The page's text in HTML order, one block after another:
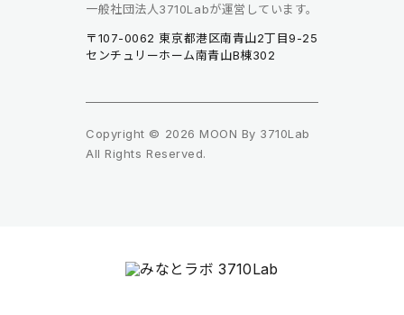
一般社団法人3710Labが運営しています。
〒107-0062 東京都港区南青山2丁目9-25
センチュリーホーム南青山B棟302
Copyright © 2026 MOON By 3710Lab
All Rights Reserved.